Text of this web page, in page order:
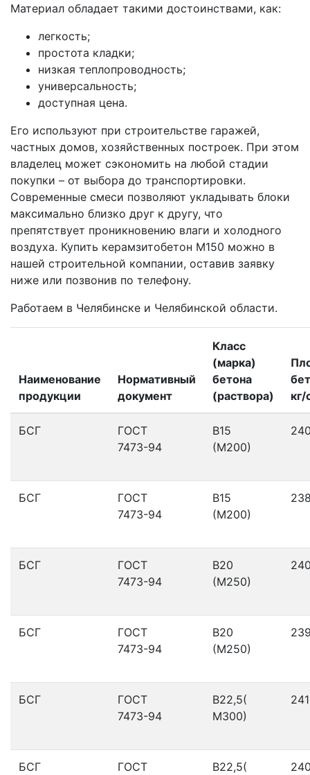
Материал обладает такими достоинствами, как:
легкость;
простота кладки;
низкая теплопроводность;
универсальность;
доступная цена.
Его используют при строительстве гаражей,
частных домов, хозяйственных построек. При этом
владелец может сэкономить на любой стадии
покупки – от выбора до транспортировки.
Современные смеси позволяют укладывать блоки
максимально близко друг к другу, что
препятствует проникновению влаги и холодного
воздуха. Купить керамзитобетон M150 можно в
нашей строительной компании, оставив заявку
ниже или позвонив по телефону.
Работаем в Челябинске и Челябинской области.
Наименование
продукции
Нормативный
документ
Класс
(марка)
бетона
(раствора)
кг/
БСГ
ГОСТ
7473-94
В15
(М200)
БСГ
ГОСТ
7473-94
В15
(М200)
БСГ
ГОСТ
7473-94
В20
(М250)
БСГ
ГОСТ
7473-94
В20
(М250)
БСГ
ГОСТ
7473-94
В22,5(
М300)
БСГ
ГОСТ
В22,5(